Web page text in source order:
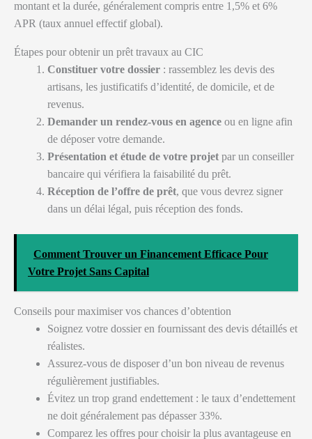
montant et la durée, généralement compris entre 1,5% et 6%
APR (taux annuel effectif global).
Étapes pour obtenir un prêt travaux au CIC
Constituer votre dossier : rassemblez les devis des
artisans, les justificatifs d’identité, de domicile, et de
revenus.
Demander un rendez-vous en agence ou en ligne afin
de déposer votre demande.
Présentation et étude de votre projet par un conseiller
bancaire qui vérifiera la faisabilité du prêt.
Réception de l’offre de prêt, que vous devrez signer
dans un délai légal, puis réception des fonds.
Comment Trouver un Financement Efficace Pour
Votre Projet Sans Capital
Conseils pour maximiser vos chances d’obtention
Soignez votre dossier en fournissant des devis détaillés et
réalistes.
Assurez-vous de disposer d’un bon niveau de revenus
régulièrement justifiables.
Évitez un trop grand endettement : le taux d’endettement
ne doit généralement pas dépasser 33%.
Comparez les offres pour choisir la plus avantageuse en